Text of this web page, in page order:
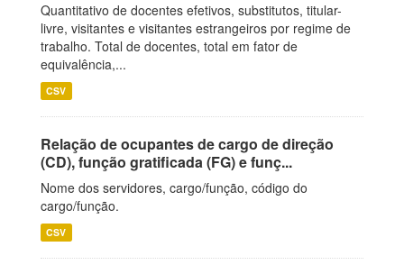
Quantitativo de docentes efetivos, substitutos, titular-
livre, visitantes e visitantes estrangeiros por regime de
trabalho. Total de docentes, total em fator de
equivalência,...
CSV
Relação de ocupantes de cargo de direção
(CD), função gratificada (FG) e funç...
Nome dos servidores, cargo/função, código do
cargo/função.
CSV